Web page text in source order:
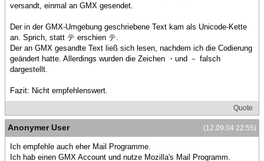
versandt, einmal an GMX gesendet.
Der in der GMX-Umgebung geschriebene Text kam als Unicode-Kette
an. Sprich, statt テ erschien テ.
Der an GMX gesandte Text ließ sich lesen, nachdem ich die Codierung
geändert hatte. Allerdings wurden die Zeichen ・und － falsch
dargestellt.
Fazit: Nicht empfehlenswert.
Quote
(12.09.04 22:55)
Anonymer User
Ich empfehle auch eher Mail Programme.
Ich hab einen GMX Account und nutze Mozilla's Mail Programm.